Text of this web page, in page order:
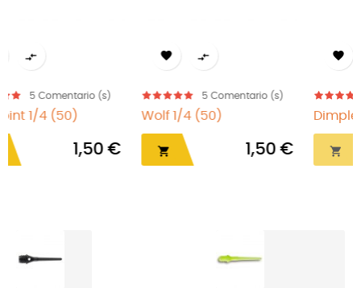
(s)
1,50 €

5Comentario (s)
Dimple 2BA (50)
 1,50 €

5
M6 1/4 (50)
